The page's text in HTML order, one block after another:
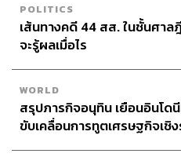
สำหรับIncredibles 2ผลงานล่
เองที่แม้จะสร้างห่างจากภาค
ความนิยมยังอยู่ดีไม่มีตก ล่าสุด
แล้วกว่า 344 ล้านเหรียญสหรั
ทั้งยังสร้างสถิติเป็นภาพยนตร์
180 ล้านเหรียญสหรัฐ ซึ่งทำใ
POLITICS
เส้นทางคดี 44 สส. ในชั้นศาล
จะรู้ผลเมื่อไร
WORLD
สรุปภารกิจอนุทิน เยือนอินโด
ขับเคลื่อนการทูตเศรษฐกิจเชิ